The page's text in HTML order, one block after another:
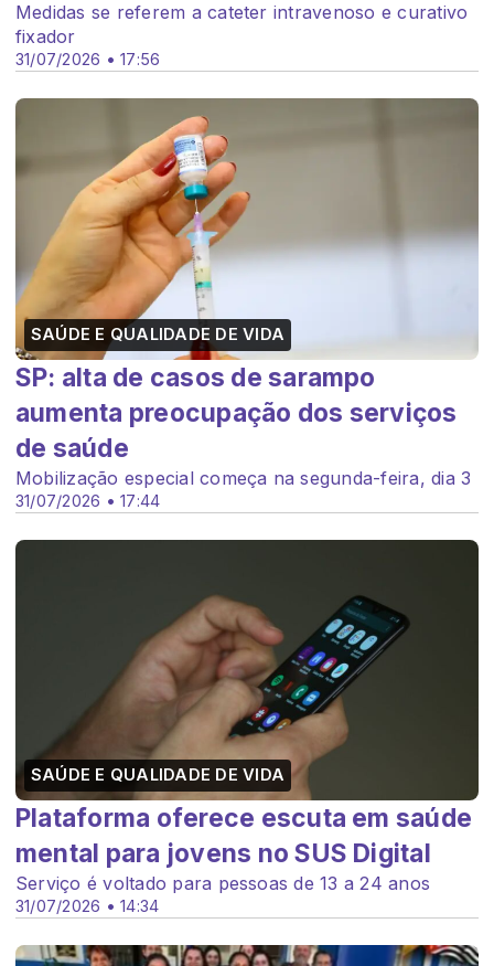
31/07/2026 • 17:56
Medidas se referem a cateter intravenoso e curativo
fixador
SAÚDE E QUALIDADE DE VIDA
31/07/2026 • 17:44
SP: alta de casos de sarampo
aumenta preocupação dos serviços
de saúde
Mobilização especial começa na segunda-feira, dia 3
SAÚDE E QUALIDADE DE VIDA
31/07/2026 • 14:34
Plataforma oferece escuta em saúde
mental para jovens no SUS Digital
Serviço é voltado para pessoas de 13 a 24 anos